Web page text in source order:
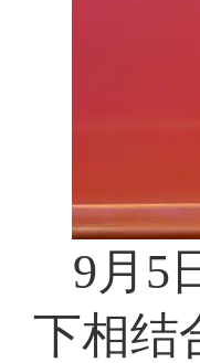
9月5
下相结